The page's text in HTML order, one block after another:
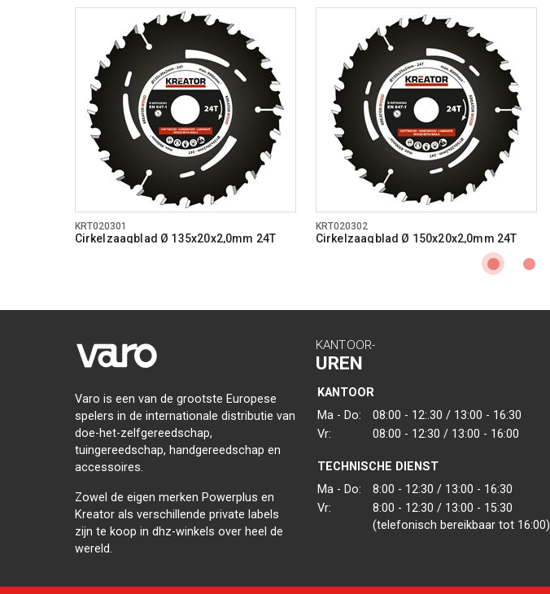
KRT020301
Cirkelzaagblad Ø 135x20x2,0mm 24T
KRT020302
Cirkelzaagblad Ø 150x20x2,0mm 24T
Varo is een van de grootste Europese
spelers in de internationale distributie van
doe-het-zelfgereedschap,
tuingereedschap, handgereedschap en
accessoires.
Zowel de eigen merken Powerplus en
Kreator als verschillende private labels
zijn te koop in dhz-winkels over heel de
wereld.
KANTOOR-
UREN
KANTOOR
Ma - Do:
08:00 - 12:.30 / 13:00 - 16:30
Vr:
08:00 - 12:30 / 13:00 - 16:00
TECHNISCHE DIENST
Ma - Do:
8:00 - 12:30 / 13:00 - 16:30
Vr:
8:00 - 12:30 / 13:00 - 15:30
(telefonisch bereikbaar tot 16:00)